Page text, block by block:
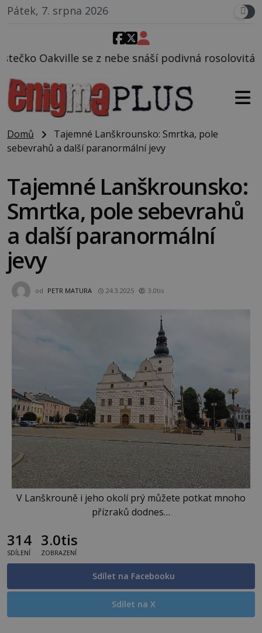
Pátek, 7. srpna 2026
snáší podivná rosolovitá látka neznámého
Domů
Tajemné Lanškrounsko: Smrtka, pole
sebevrahů a další paranormální jevy
Tajemné Lanškrounsko:
Smrtka, pole sebevrahů
a další paranormální
jevy
od PETR MATURA 24.3.2025 3.0tis
V Lanškrouně i jeho okolí prý můžete potkat mnoho
přízraků dodnes…
314
SDÍLENÍ
3.0tis
ZOBRAZENÍ
Sdílet na Facebooku
Sdílet na X